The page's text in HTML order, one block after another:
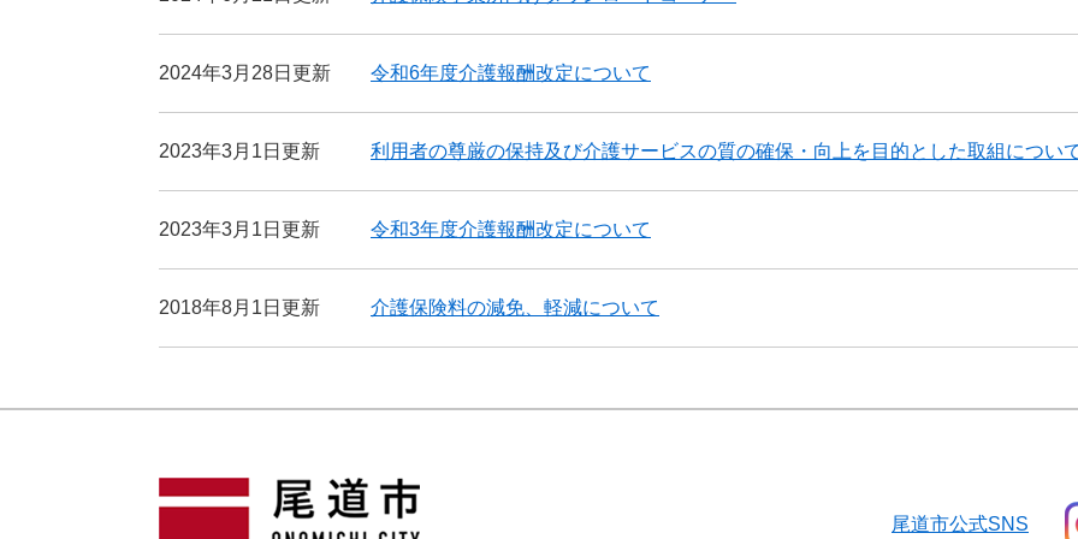
2024年3月28日更新 令和6年度介護報酬改定について
2023年3月1日更新 利用者の尊厳の保持及び介護サービスの質の確保・向上を目的とした取組につい
2023年3月1日更新 令和3年度介護報酬改定について
2018年8月1日更新 介護保険料の減免、軽減について
尾道市公式SNS